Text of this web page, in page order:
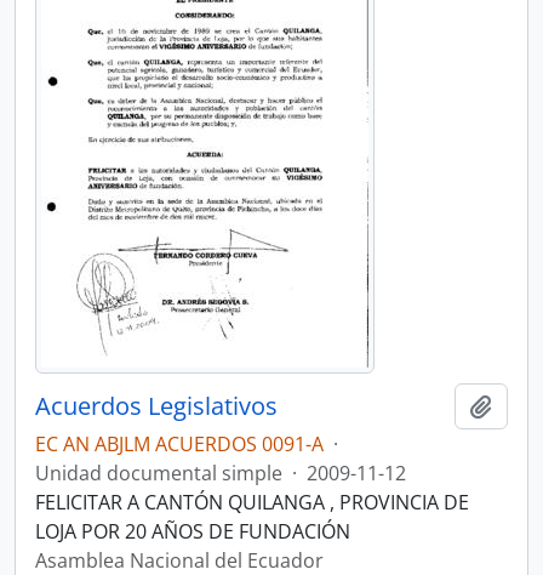
Acuerdos Legislativos
EC AN ABJLM ACUERDOS 0091-A ·
Unidad documental simple · 2009-11-12
FELICITAR A CANTÓN QUILANGA , PROVINCIA DE
LOJA POR 20 AÑOS DE FUNDACIÓN
Asamblea Nacional del Ecuador